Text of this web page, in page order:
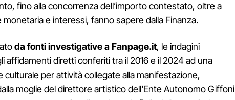
fino alla concorrenza dell’importo contestato, oltre a
monetaria e interessi, fanno sapere dalla Finanza.
da fonti investigative a Fanpage.it, le indagini
affidamenti diretti conferiti tra il 2016 e il 2024 ad una
culturale per attività collegate alla manifestazione,
moglie del direttore artistico dell'Ente Autonomo Giffoni